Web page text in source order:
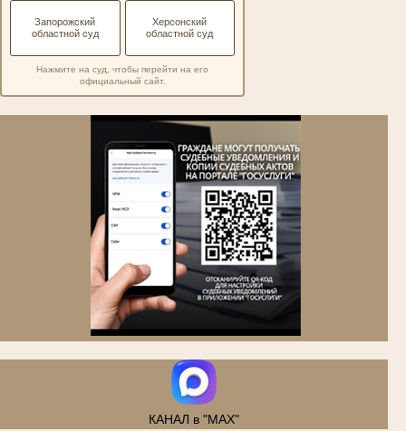
Запорожский
областной суд
Херсонский
областной суд
Нажмите на суд, чтобы перейти на его
официальный сайт.
КАНАЛ в "MAX"